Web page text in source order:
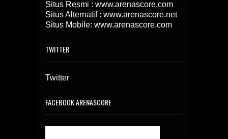
Situs Resmi : www.arenascore.com
Situs Alternatif : www.arenascore.net
Situs Mobile: www.arenascore.com
TWITTER
Twitter
FACEBOOK ARENASCORE